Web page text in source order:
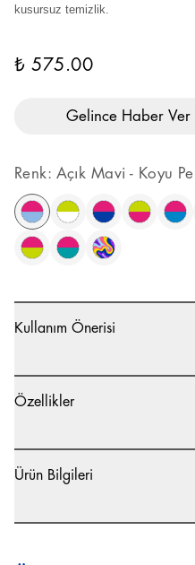
kusursuz temizlik.
₺ 575.00
Gelince Haber Ver
Renk: Açık Mavi - Koyu
Kullanım Önerisi
Özellikler
Ürün Bilgileri